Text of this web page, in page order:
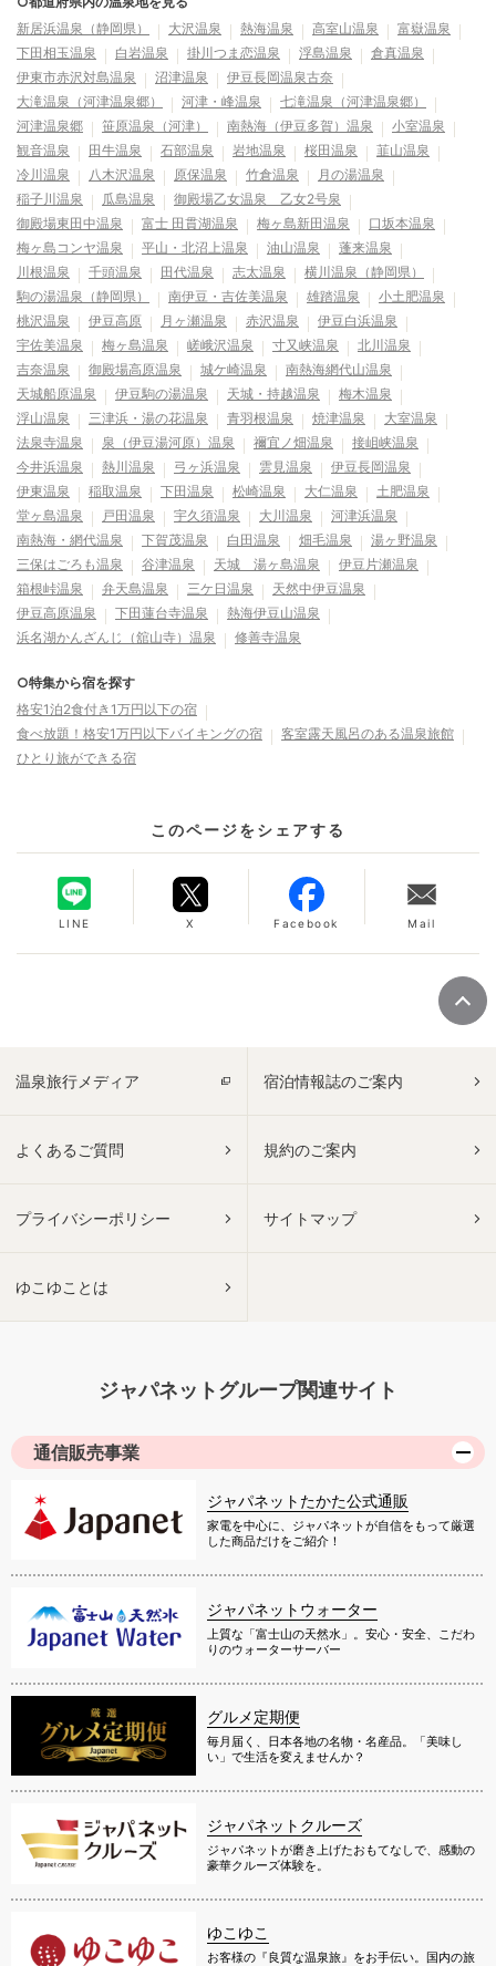
新居浜温泉（静岡県）
大沢温泉 熱海温泉 高室山温泉
富嶽温泉
下田相玉温泉
白岩温泉 掛川つま恋温泉 浮島温泉
倉真温泉
伊東市赤沢対島温泉
沼津温泉
伊豆長岡温泉古奈
大滝温泉（河津温泉郷）
河津・峰温泉
七滝温泉（河津温泉郷）
河津温泉郷
笹原温泉（河津） 南熱海（伊豆多賀）温泉
小室温泉
観音温泉
田牛温泉 石部温泉 岩地温泉 桜田温泉
韮山温泉
冷川温泉
八木沢温泉 原保温泉 竹倉温泉
月の湯温泉
稲子川温泉
瓜島温泉
御殿場乙女温泉 乙女2号泉
御殿場東田中温泉
富士 田貫湖温泉 梅ヶ島新田温泉
口坂本温泉
梅ヶ島コンヤ温泉
平山・北沼上温泉 油山温泉
蓬来温泉
川根温泉
千頭温泉 田代温泉 志太温泉
横川温泉（静岡県）
駒の湯温泉（静岡県）
南伊豆・吉佐美温泉 雄踏温泉
小土肥温泉
桃沢温泉
伊豆高原 月ヶ瀬温泉 赤沢温泉
伊豆白浜温泉
宇佐美温泉
梅ヶ島温泉 嵯峨沢温泉 寸又峡温泉
北川温泉
吉奈温泉
御殿場高原温泉 城ケ崎温泉
南熱海網代山温泉
天城船原温泉
伊豆駒の湯温泉 天城・持越温泉
梅木温泉
浮山温泉
三津浜・湯の花温泉 青羽根温泉 焼津温泉
大室温泉
法泉寺温泉
泉（伊豆湯河原）温泉 禰宜ノ畑温泉
接岨峡温泉
今井浜温泉
熱川温泉 弓ヶ浜温泉 雲見温泉
伊豆長岡温泉
伊東温泉
稲取温泉 下田温泉 松崎温泉 大仁温泉
土肥温泉
堂ヶ島温泉
戸田温泉 宇久須温泉 大川温泉
河津浜温泉
南熱海・網代温泉
下賀茂温泉 白田温泉 畑毛温泉
湯ヶ野温泉
三保はごろも温泉
谷津温泉 天城 湯ヶ島温泉
伊豆片瀬温泉
箱根峠温泉
弁天島温泉 三ケ日温泉
天然中伊豆温泉
伊豆高原温泉
下田蓮台寺温泉
熱海伊豆山温泉
浜名湖かんざんじ（舘山寺）温泉
修善寺温泉
○特集から宿を探す
格安1泊2食付き1万円以下の宿
食べ放題！格安1万円以下バイキングの宿
客室露天風呂のある温泉旅館
ひとり旅ができる宿
このページをシェアする
LINE X Facebook Mail
温泉旅行メディア 宿泊情報誌のご案内
よくあるご質問 規約のご案内
プライバシーポリシー サイトマップ
ゆこゆことは
ジャパネットグループ関連サイト
通信販売事業
ジャパネットたかた公式通販
家電を中心に、ジャパネットが自信をもって厳選
した商品だけをご紹介！
ジャパネットウォーター
上質な「富士山の天然水」。安心・安全、こだわ
りのウォーターサーバー
グルメ定期便
毎月届く、日本各地の名物・名産品。「美味し
い」で生活を変えませんか？
ジャパネットクルーズ
ジャパネットが磨き上げたおもてなしで、感動の
豪華クルーズ体験を。
ゆこゆこ
お客様の『良質な温泉旅』をお手伝い。国内の旅